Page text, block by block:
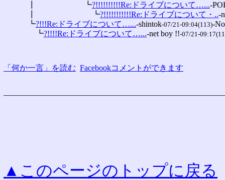
┃　　　　　　┗?!!!!!!!!!!Re:ドライブについて…...-
┃　　　　　　　┗?!!!!!!!!!!!Re:ドライブについて・..-
┗?!!!Re:ドライブについて…...-shintok-07/21-09:04(113)-
┗?!!!!Re:ドライブについて…...-net boy !!-07/21-
「何か一言」を読む Facebookコメントができます
▲このページのトップに戻る